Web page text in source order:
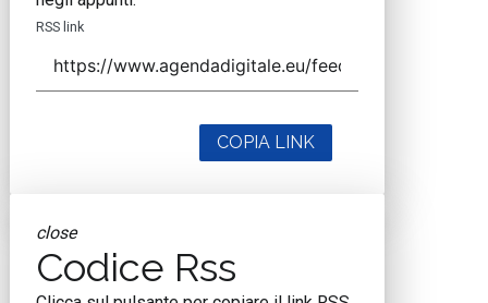
RSS link
COPIA LINK
close
Codice Rss